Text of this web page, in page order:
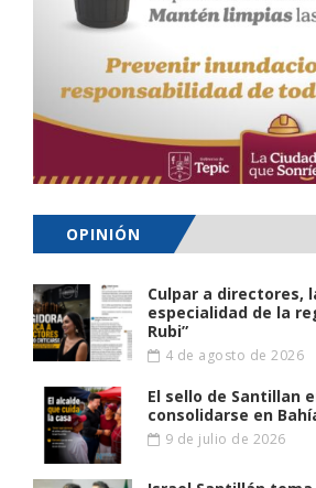
OPINIÓN
Culpar a directores,
especialidad de la
Rubi”
4 de agosto de 2026
El sello de Santillan
consolidarse en
9 de julio de 2026